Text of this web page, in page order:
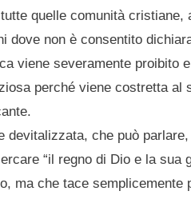
quelle comunità cristiane,
dove non è consentito
viene severamente proibito
perché viene costretta al
devitalizzata, che può
“il regno di Dio e la sua
ma che tace semplicemente